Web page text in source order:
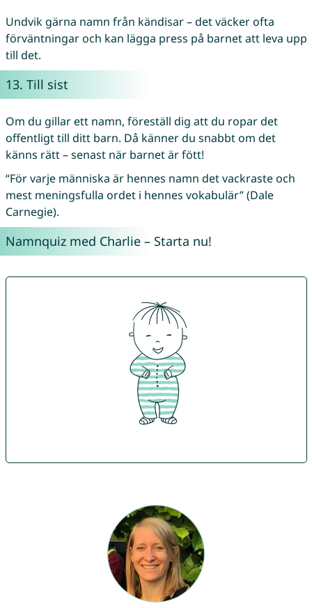
Undvik gärna namn från kändisar – det väcker ofta
förväntningar och kan lägga press på barnet att leva upp
till det.
13. Till sist
Om du gillar ett namn, föreställ dig att du ropar det
offentligt till ditt barn. Då känner du snabbt om det
känns rätt – senast när barnet är fött!
“För varje människa är hennes namn det vackraste och
mest meningsfulla ordet i hennes vokabulär” (Dale
Carnegie).
Namnquiz med Charlie – Starta nu!